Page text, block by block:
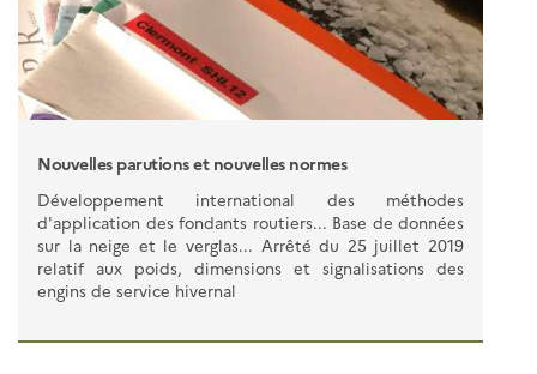
Nouvelles parutions et nouvelles normes
Développement international des méthodes
d'application des fondants routiers... Base de données
sur la neige et le verglas... Arrêté du 25 juillet 2019
relatif aux poids, dimensions et signalisations des
engins de service hivernal